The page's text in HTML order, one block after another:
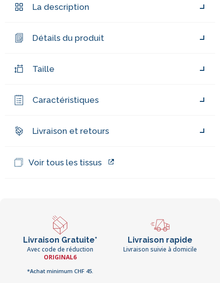
La description
Détails du produit
Taille
Caractéristiques
Livraison et retours
Voir tous les tissus
Livraison Gratuite*
Avec code de réduction
ORIGINAL6
*Achat minimum CHF 45.
Livraison rapide
Livraison suivie à domicile